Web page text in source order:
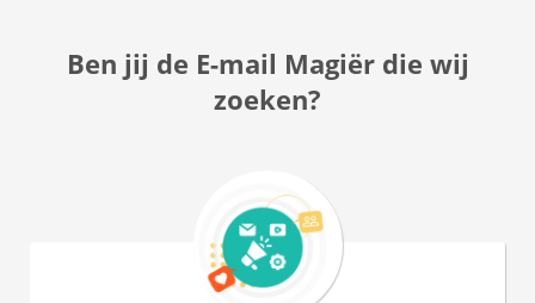
Ben jij de E-mail Magiër die wij
zoeken?